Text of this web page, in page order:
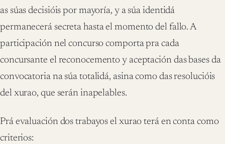
as súas decisióis por mayoría, y a súa identidá
permanecerá secreta hasta el momento del fallo. A
participación nel concurso comporta pra cada
concursante el reconocemento y aceptación das bases da
convocatoria na súa totalidá, asina como das resolucióis
del xurao, que serán inapelables.
Prá evaluación dos trabayos el xurao terá en conta como
criterios: